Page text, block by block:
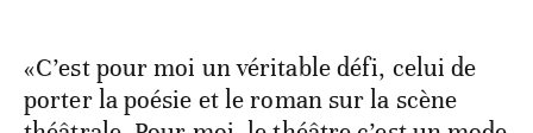
«C’est pour moi un véritable défi, celui de
porter la poésie et le roman sur la scène